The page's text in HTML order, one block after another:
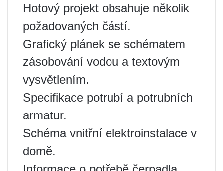
Hotový projekt obsahuje několik
požadovaných částí.
Grafický plánek se schématem
zásobování vodou a textovým
vysvětlením.
Specifikace potrubí a potrubních
armatur.
Schéma vnitřní elektroinstalace v
domě.